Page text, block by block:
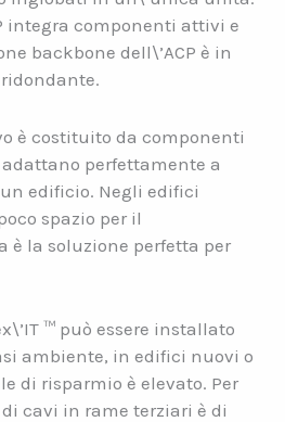
integra componenti attivi e
backbone dell\’ACP è in
è costituito da componenti
perfettamente a
edificio. Negli edifici
spazio per il
è la soluzione perfetta per
™ può essere installato
ambiente, in edifici nuovi o
di risparmio è elevato. Per
cavi in rame terziari è di